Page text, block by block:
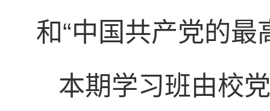
和“中国共产党的
本期学习班由校